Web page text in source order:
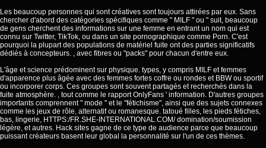
Les beaucoup personnes qui sont créatives sont toujours attirées par eux. Sans
chercher d'abord des catégories spécifiques comme " MILF " ou " suit, beaucoup
de gens cherchent des informations sur une femme en entrant un nom qui est
connu sur Twitter, TikTok, ou dans un site pornographique comme Porn. C'est
pourquoi la plupart des populations de matériel fuite ont des parties significatifs
dédiés à concepteurs. , avec fibres ou "packs" pour chacun d'entre eux.
L'âge et science prédominent sur physique. types, y compris MILF et femmes
d'apparence plus âgée avec des femmes fortes coffre ou rondes et BBW ou sportif
ou incorporer corps. Ces groupes sont souvent partagés et recherchés dans la
fuite atmosphère. , tout comme le rapport OnlyFans ' information. D'autres groupes
importants comprennent " mode " et le "fétichisme", ainsi que des sujets connexes
comme les jeux de rôle, alternatif ou romanesque. tatoué filles, les pieds fétiches,
bas, lingerie, HTTPS:/FR.SHE-INTERNATIONAL.COM/domination/soumission
légère, et autres. Hack sites gagne de ce type de audience parce que beaucoup
puissant créateurs basent leur global la personnalité sur l'un de ces thèmes.